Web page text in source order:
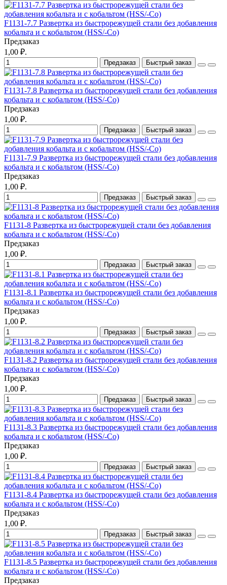
F1131-7.7 Развертка из быстрорежущей стали без добавления
кобальта и с кобальтом (HSS/-Co)
Предзаказ
1,00 ₽.
Предзаказ Быстрый заказ
F1131-7.8 Развертка из быстрорежущей стали без добавления
кобальта и с кобальтом (HSS/-Co)
Предзаказ
1,00 ₽.
Предзаказ Быстрый заказ
F1131-7.9 Развертка из быстрорежущей стали без добавления
кобальта и с кобальтом (HSS/-Co)
Предзаказ
1,00 ₽.
Предзаказ Быстрый заказ
F1131-8 Развертка из быстрорежущей стали без добавления
кобальта и с кобальтом (HSS/-Co)
Предзаказ
1,00 ₽.
Предзаказ Быстрый заказ
F1131-8.1 Развертка из быстрорежущей стали без добавления
кобальта и с кобальтом (HSS/-Co)
Предзаказ
1,00 ₽.
Предзаказ Быстрый заказ
F1131-8.2 Развертка из быстрорежущей стали без добавления
кобальта и с кобальтом (HSS/-Co)
Предзаказ
1,00 ₽.
Предзаказ Быстрый заказ
F1131-8.3 Развертка из быстрорежущей стали без добавления
кобальта и с кобальтом (HSS/-Co)
Предзаказ
1,00 ₽.
Предзаказ Быстрый заказ
F1131-8.4 Развертка из быстрорежущей стали без добавления
кобальта и с кобальтом (HSS/-Co)
Предзаказ
1,00 ₽.
Предзаказ Быстрый заказ
F1131-8.5 Развертка из быстрорежущей стали без добавления
кобальта и с кобальтом (HSS/-Co)
Предзаказ